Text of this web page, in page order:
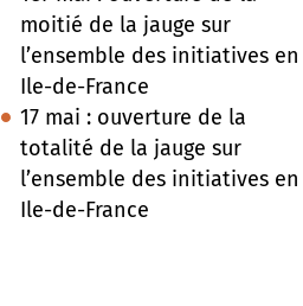
moitié de la jauge sur
l’ensemble des initiatives en
Ile-de-France
17 mai : ouverture de la
totalité de la jauge sur
l’ensemble des initiatives en
Ile-de-France